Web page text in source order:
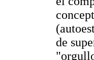
de